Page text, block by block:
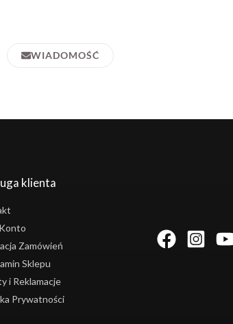
WIADOMOŚĆ
klienta
Zamówień
Sklepu
i Reklamacje
Prywatności